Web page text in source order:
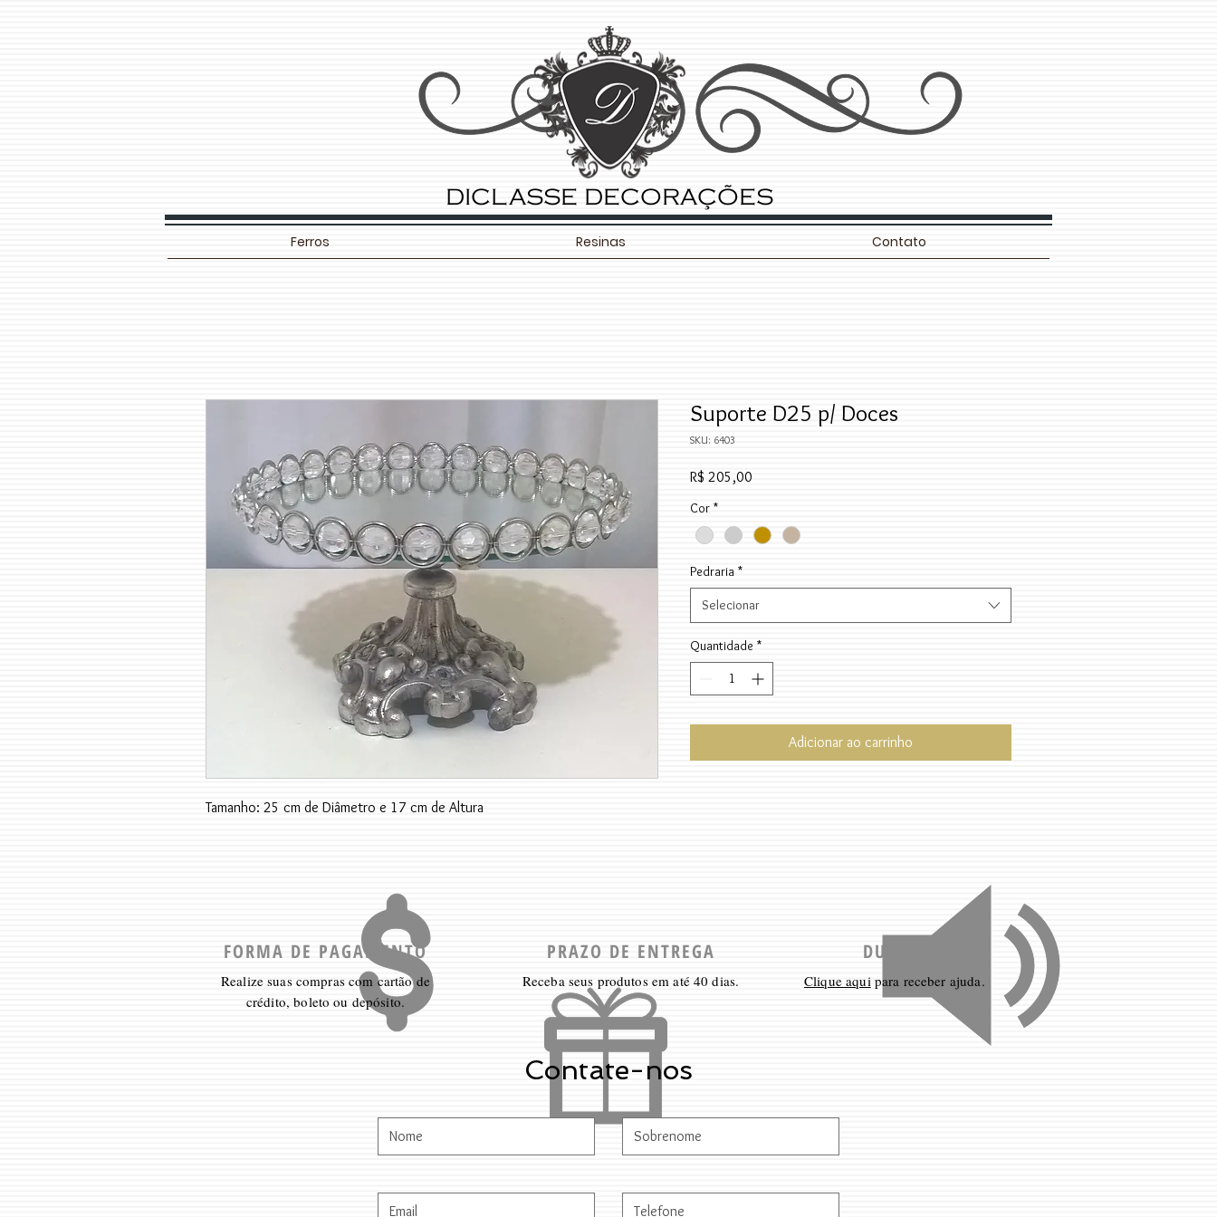
DICLASSE DECORAÇÕES
Ferros Resinas Contato
Tamanho: 25 cm de Diâmetro e 17 cm de Altura
Suporte D25 p/ Doces
SKU: 6403
R$ 205,00
Cor *
Pedraria *
Selecionar
Quantidade *
Adicionar ao carrinho
FORMA DE PAGAMENTO
Realize suas compras com cartão de
crédito, boleto ou depósito.
PRAZO DE ENTREGA
Receba seus produtos em até 40 dias.
DUVIDAS?
Clique aquipara receber ajuda.
Contate-nos